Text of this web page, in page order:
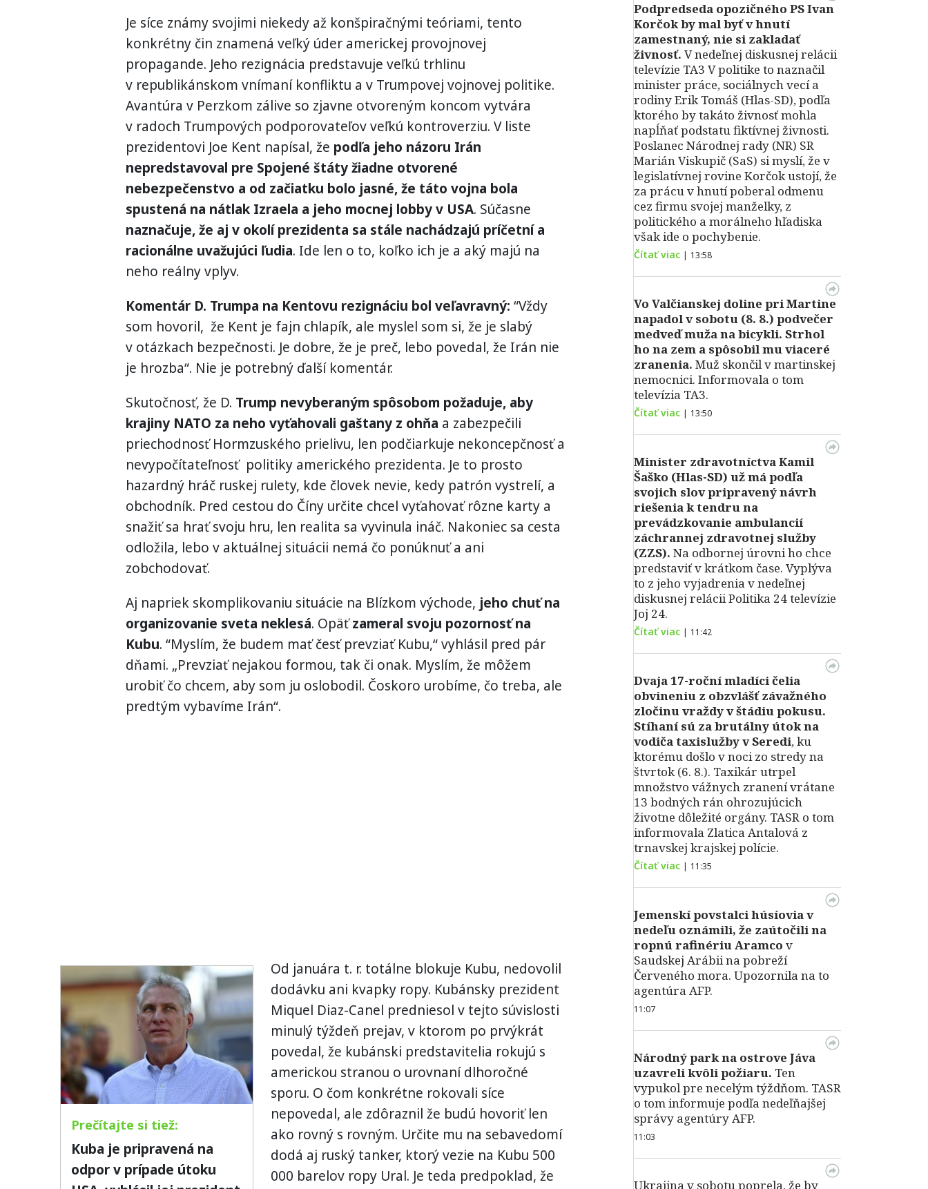
Je síce známy svojimi niekedy až konšpiračnými teóriami, tento
konkrétny čin znamená veľký úder americkej provojnovej
propagande. Jeho rezignácia predstavuje veľkú trhlinu
v republikánskom vnímaní konfliktu a v Trumpovej vojnovej politike.
Avantúra v Perzkom zálive so zjavne otvoreným koncom vytvára
v radoch Trumpových podporovateľov veľkú kontroverziu. V liste
prezidentovi Joe Kent napísal, že podľa jeho názoru Irán
nepredstavoval pre Spojené štáty žiadne otvorené
nebezpečenstvo a od začiatku bolo jasné, že táto vojna bola
spustená na nátlak Izraela a jeho mocnej lobby v USA. Súčasne
naznačuje, že aj v okolí prezidenta sa stále nachádzajú príčetní a
racionálne uvažujúci ľudia. Ide len o to, koľko ich je a aký majú na
neho reálny vplyv.
Komentár D. Trumpa na Kentovu rezignáciu bol veľavravný: “Vždy
som hovoril, že Kent je fajn chlapík, ale myslel som si, že je slabý
v otázkach bezpečnosti. Je dobre, že je preč, lebo povedal, že Irán nie
je hrozba“. Nie je potrebný ďalší komentár.
Skutočnosť, že D. Trump nevyberaným spôsobom požaduje, aby
krajiny NATO za neho vyťahovali gaštany z ohňa a zabezpečili
priechodnosť Hormzuského prielivu, len podčiarkuje nekoncepčnosť a
nevypočítateľnosť politiky amerického prezidenta. Je to prosto
hazardný hráč ruskej rulety, kde človek nevie, kedy patrón vystrelí, a
obchodník. Pred cestou do Číny určite chcel vyťahovať rôzne karty a
snažiť sa hrať svoju hru, len realita sa vyvinula ináč. Nakoniec sa cesta
odložila, lebo v aktuálnej situácii nemá čo ponúknuť a ani
zobchodovať.
Aj napriek skomplikovaniu situácie na Blízkom východe, jeho chuť na
organizovanie sveta neklesá. Opäťzameral svoju pozornosť na
Kubu. “Myslím, že budem mať česť prevziať Kubu,“ vyhlásil pred pár
dňami. „Prevziať nejakou formou, tak či onak. Myslím, že môžem
urobiť čo chcem, aby som ju oslobodil. Čoskoro urobíme, čo treba, ale
predtým vybavíme Irán“.
Kuba je pripravená na
odpor v prípade útoku
Od januára t. r. totálne blokuje Kubu, nedovolil
dodávku ani kvapky ropy. Kubánsky prezident
Miquel Diaz-Canel predniesol v tejto súvislosti
minulý týždeň prejav, v ktorom po prvýkrát
povedal, že kubánski predstavitelia rokujú s
americkou stranou o urovnaní dlhoročné
sporu. O čom konkrétne rokovali síce
nepovedal, ale zdôraznil že budú hovoriť len
ako rovný s rovným. Určite mu na sebavedomí
dodá aj ruský tanker, ktorý vezie na Kubu 500
000 barelov ropy Ural. Je teda predpoklad, že
Podpredseda opozičného PS Ivan
Korčok by mal byť v hnutí
zamestnaný, nie si zakladať
živnosť. V nedeľnej diskusnej relácii
televízie TA3 V politike to naznačil
minister práce, sociálnych vecí a
rodiny Erik Tomáš (Hlas-SD), podľa
ktorého by takáto živnosť mohla
napĺňať podstatu fiktívnej živnosti.
Poslanec Národnej rady (NR) SR
Marián Viskupič (SaS) si myslí, že v
legislatívnej rovine Korčok ustojí, že
za prácu v hnutí poberal odmenu
cez firmu svojej manželky, z
politického a morálneho hľadiska
však ide o pochybenie.
Čítať viac | 13:58
Vo Valčianskej doline pri Martine
napadol v sobotu (8. 8.) podvečer
medveď muža na bicykli. Strhol
ho na zem a spôsobil mu viaceré
zranenia. Muž skončil v martinskej
nemocnici. Informovala o tom
televízia TA3.
Čítať viac | 13:50
Minister zdravotníctva Kamil
Šaško (Hlas-SD) už má podľa
svojich slov pripravený návrh
riešenia k tendru na
prevádzkovanie ambulancií
záchrannej zdravotnej služby
(ZZS). Na odbornej úrovni ho chce
predstaviť v krátkom čase. Vyplýva
to z jeho vyjadrenia v nedeľnej
diskusnej relácii Politika 24 televízie
Joj 24.
Čítať viac | 11:42
Dvaja 17-roční mladíci čelia
obvineniu z obzvlášť závažného
zločinu vraždy v štádiu pokusu.
Stíhaní sú za brutálny útok na
vodiča taxislužby v Seredi, ku
ktorému došlo v noci zo stredy na
štvrtok (6. 8.). Taxikár utrpel
množstvo vážnych zranení vrátane
13 bodných rán ohrozujúcich
životne dôležité orgány. TASR o tom
informovala Zlatica Antalová z
trnavskej krajskej polície.
Čítať viac | 11:35
Jemenskí povstalci húsíovia v
nedeľu oznámili, že zaútočili na
ropnú rafinériu Aramco v
Saudskej Arábii na pobreží
Červeného mora. Upozornila na to
agentúra AFP.
11:07
Národný park na ostrove Jáva
uzavreli kvôli požiaru. Ten
vypukol pre necelým týždňom. TASR
o tom informuje podľa nedeľňajšej
správy agentúry AFP.
11:03
Ukrajina v sobotu poprela, že by